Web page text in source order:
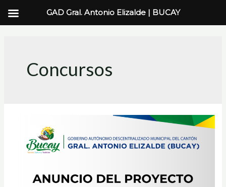
Concursos
GAD Gral. Antonio Elizalde | BUCAY